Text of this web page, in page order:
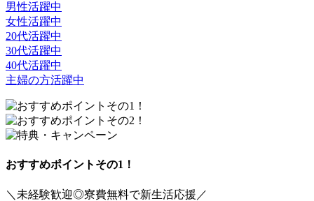
男性活躍中
女性活躍中
20代活躍中
30代活躍中
40代活躍中
主婦の方活躍中
おすすめポイントその1！
＼未経験歓迎◎寮費無料で新生活応援／